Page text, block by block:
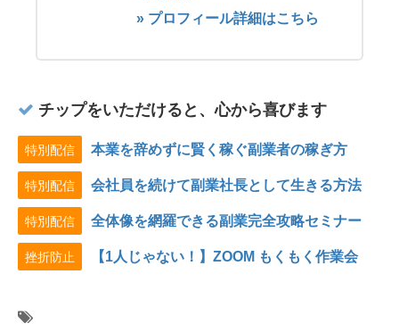
» プロフィール詳細はこちら
チップをいただけると、心から喜びます
特別配信 本業を辞めずに賢く稼ぐ副業者の稼ぎ方
特別配信 会社員を続けて副業社長として生きる方法
特別配信 全体像を網羅できる副業完全攻略セミナー
挫折防止 【1人じゃない！】ZOOM もくもく作業会